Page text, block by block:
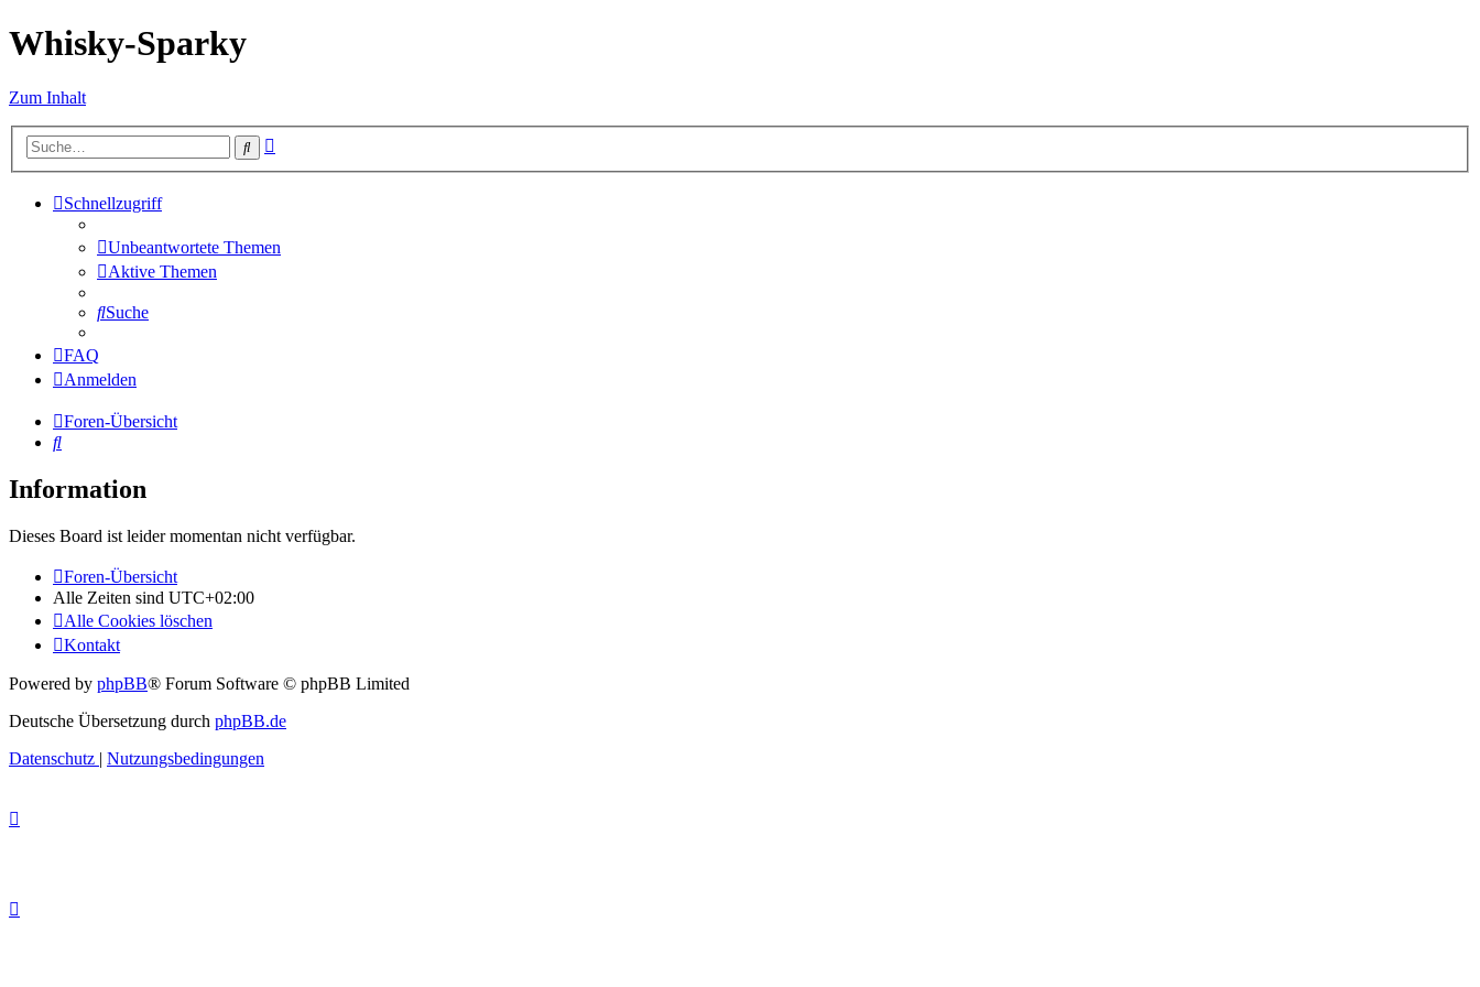
Whisky-Sparky
Zum Inhalt
Suche
Schnellzugriff
Unbeantwortete Themen
Aktive Themen
Suche
FAQ
Anmelden
Foren-Übersicht
Suche
Information
Dieses Board ist leider momentan nicht verfügbar.
Foren-Übersicht
Alle Zeiten sind UTC+02:00
Alle Cookies löschen
Kontakt
Powered by phpBB® Forum Software © phpBB Limited
Deutsche Übersetzung durch phpBB.de
Datenschutz | Nutzungsbedingungen